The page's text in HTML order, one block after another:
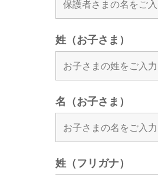
姓（お子さま）
名（お子さま）
姓（フリガナ）